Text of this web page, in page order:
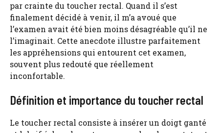
par crainte du toucher rectal. Quand il s’est
finalement décidé à venir, il m’a avoué que
l’examen avait été bien moins désagréable qu’il ne
l’imaginait. Cette anecdote illustre parfaitement
les appréhensions qui entourent cet examen,
souvent plus redouté que réellement
inconfortable.
Définition et importance du toucher rectal
Le toucher rectal consiste à insérer un doigt ganté